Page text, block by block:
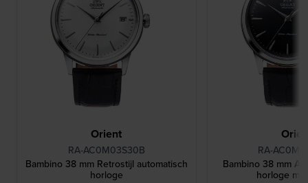
Orient
RA-AC0M03S30B
Bambino 38 mm Retrostijl automatisch
horloge
RA-
Bambino 38 mm
horloge